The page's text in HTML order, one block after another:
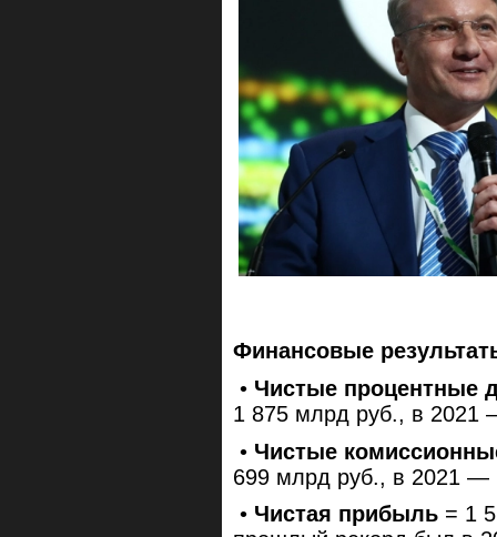
Финансовые
• Чистые процентные
1 875 млрд руб., в 2021
• Чистые
699 млрд руб., в 2021 —
• Чистая прибыль = 1